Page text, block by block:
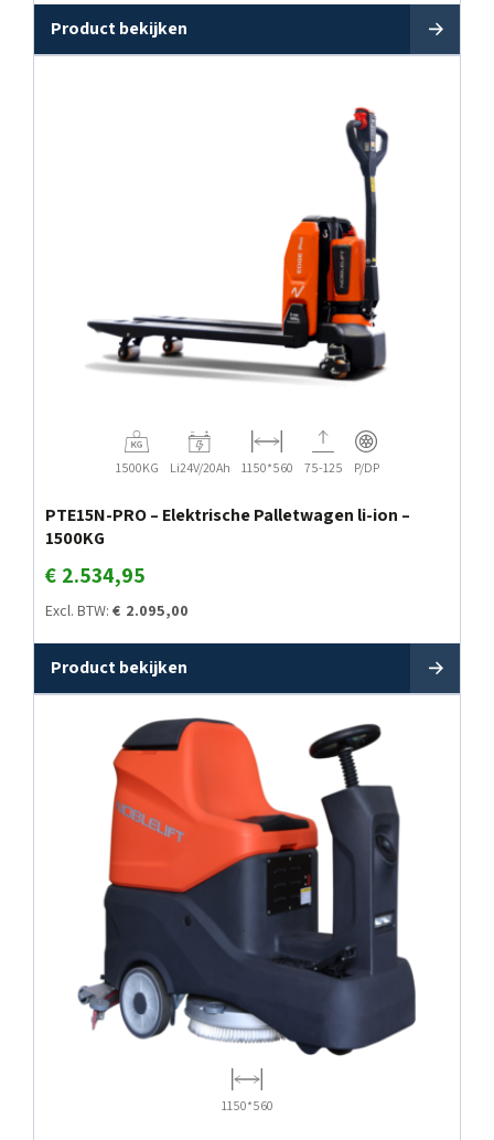
Product bekijken
1500KG Li24V/20Ah 1150*560 75-125 P/DP
PTE15N-PRO – Elektrische Palletwagen li-ion –
1500KG
€ 2.534,95
Excl. BTW: € 2.095,00
Product bekijken
70 LITER
1150*560